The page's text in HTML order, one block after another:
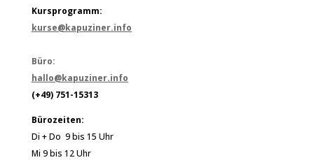
Kursprogramm:
kurse@kapuziner.info
Büro:
hallo@kapuziner.info
(+49) 751-15313
Bürozeiten:
Di + Do 9 bis 15 Uhr
Mi 9 bis 12 Uhr